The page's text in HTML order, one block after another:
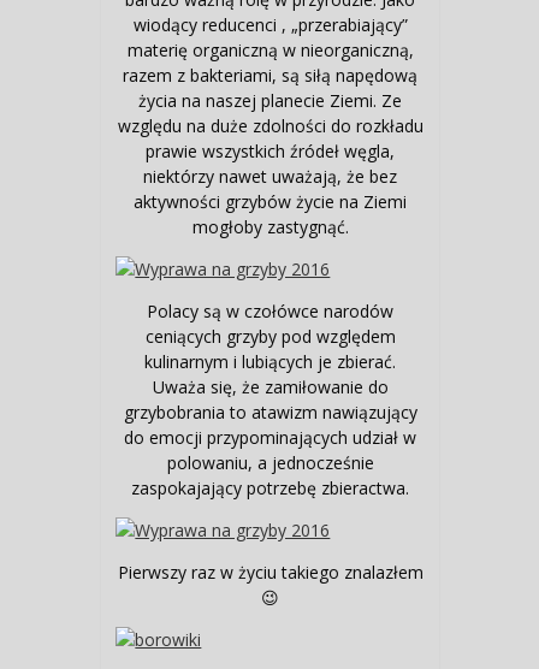
wiodący reducenci , „przerabiający”
materię organiczną w nieorganiczną,
razem z bakteriami, są siłą napędową
życia na naszej planecie Ziemi. Ze
względu na duże zdolności do rozkładu
prawie wszystkich źródeł węgla,
niektórzy nawet uważają, że bez
aktywności grzybów życie na Ziemi
mogłoby zastygnąć.
Polacy są w czołówce narodów
ceniących grzyby pod względem
kulinarnym i lubiących je zbierać.
Uważa się, że zamiłowanie do
grzybobrania to atawizm nawiązujący
do emocji przypominających udział w
polowaniu, a jednocześnie
zaspokajający potrzebę zbieractwa.
Pierwszy raz w życiu takiego znalazłem
😉